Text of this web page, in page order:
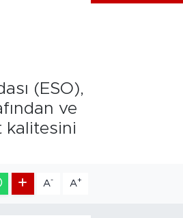
(ESO),
ve
kalitesini
A- A+